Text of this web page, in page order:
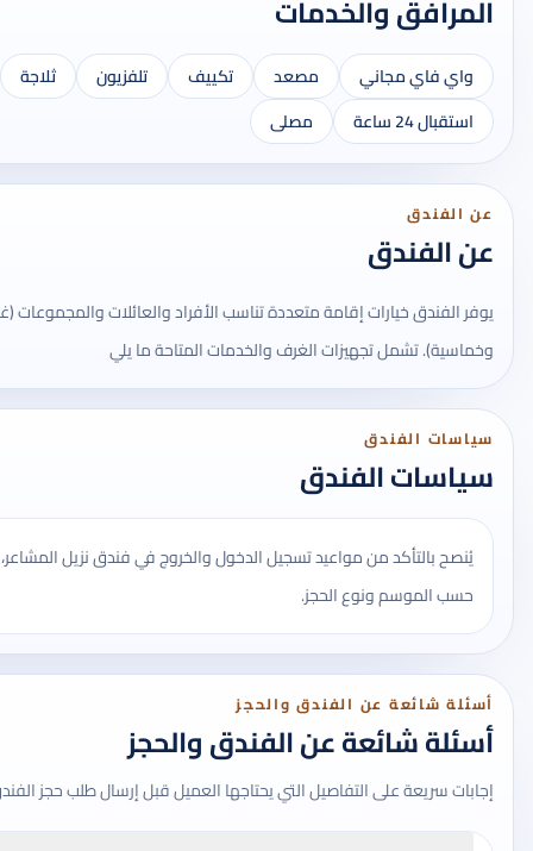
المرافق والخدمات
واي فاي مجاني مصعد تكييف تلفزيون
ثلاجة
استقبال 24 ساعة
مصلى
عن الفندق
عن الفندق
يوفر الفندق خيارات إقامة متعددة تناسب الأفراد والعائلات والمجموعات (غرف
وخماسية). تشمل تجهيزات الغرف والخدمات المتاحة ما يلي
سياسات الفندق
سياسات الفندق
يُنصح بالتأكد من مواعيد تسجيل الدخول والخروج في فندق نزيل
حسب الموسم ونوع الحجز.
أسئلة شائعة عن الفندق والحجز
أسئلة شائعة عن الفندق والحجز
إجابات سريعة على التفاصيل التي يحتاجها العميل قبل إرسال طلب حجز